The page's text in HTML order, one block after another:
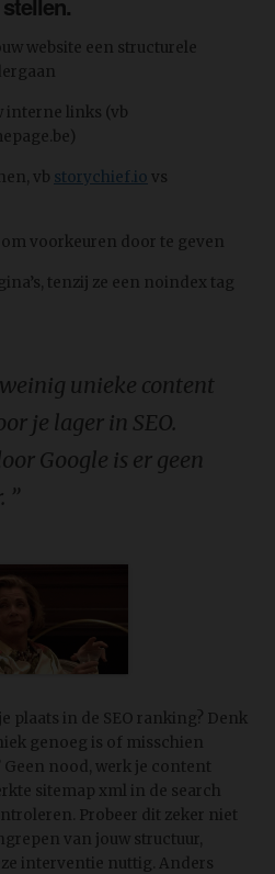
website een structurele
interne links (vb
vb storychief.io vs
voorkeuren door te geven
tenzij ze een noindex tag
unieke content
je lager in SEO.
Google is er geen
”
plaats in de SEO ranking? Denk
genoeg is of misschien
nood, werk je content
sitemap xml in de search
Probeer dit zeker niet
van jouw structuur,
interventie nuttig. Anders